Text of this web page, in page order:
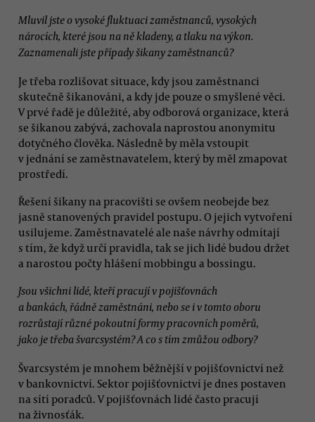
Mluvil jste o vysoké fluktuaci zaměstnanců, vysokých
nárocích, které jsou na ně kladeny, a tlaku na výkon.
Zaznamenali jste případy šikany zaměstnanců?
Je třeba rozlišovat situace, kdy jsou zaměstnanci
skutečně šikanováni, a kdy jde pouze o smyšlené věci.
V prvé řadě je důležité, aby odborová organizace, která
se šikanou zabývá, zachovala naprostou anonymitu
dotyčného člověka. Následně by měla vstoupit
v jednání se zaměstnavatelem, který by měl zmapovat
prostředí.
Řešení šikany na pracovišti se ovšem neobejde bez
jasně stanovených pravidel postupu. O jejich vytvoření
usilujeme. Zaměstnavatelé ale naše návrhy odmítají
s tím, že když určí pravidla, tak se jich lidé budou držet
a narostou počty hlášení mobbingu a bossingu.
Jsou všichni lidé, kteří pracují v pojišťovnách
a bankách, řádně zaměstnáni, nebo se i v tomto oboru
rozrůstají různé pokoutní formy pracovních poměrů,
jako je třeba švarcsystém? A co s tím zmůžou odbory?
Švarcsystém je mnohem běžnější v pojišťovnictví než
v bankovnictví. Sektor pojišťovnictví je dnes postaven
na sítí poradců. V pojišťovnách lidé často pracují
na živnosťák.